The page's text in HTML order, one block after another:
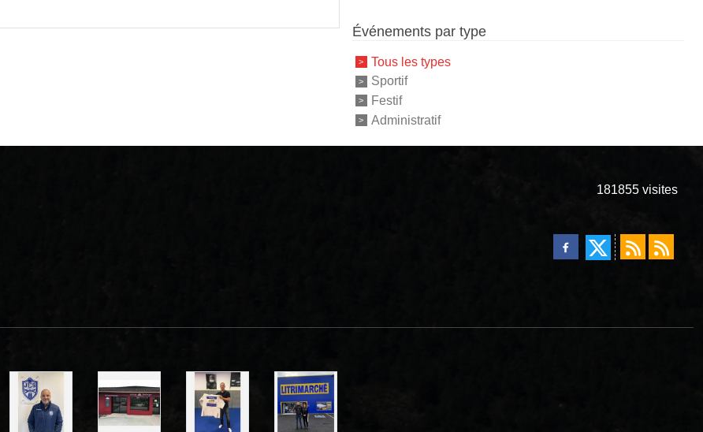
Événements par type
Tous les types
Sportif
Festif
Administratif
181855 visites